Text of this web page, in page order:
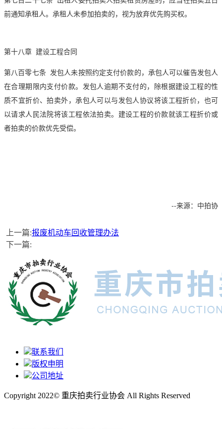
前通知承租人。承租人未参加拍卖的，视为放弃优先购买权。
第十八章 建设工程合同
第八百零七条 发包人未按照约定支付价款的，承包人可以催告发包人
在合理期限内支付价款。发包人逾期不支付的，除根据建设工程的性
质不宜折价、拍卖外，承包人可以与发包人协议将该工程折价，也可
以请求人民法院将该工程依法拍卖。建设工程的价款就该工程折价或
者拍卖的价款优先受偿。
--来源：中拍协
上一篇:报废机动车回收管理办法
下一篇:
联系我们
版权申明
公司地址
Copyright 2022© 重庆拍卖行业协会 All Rights Reserved